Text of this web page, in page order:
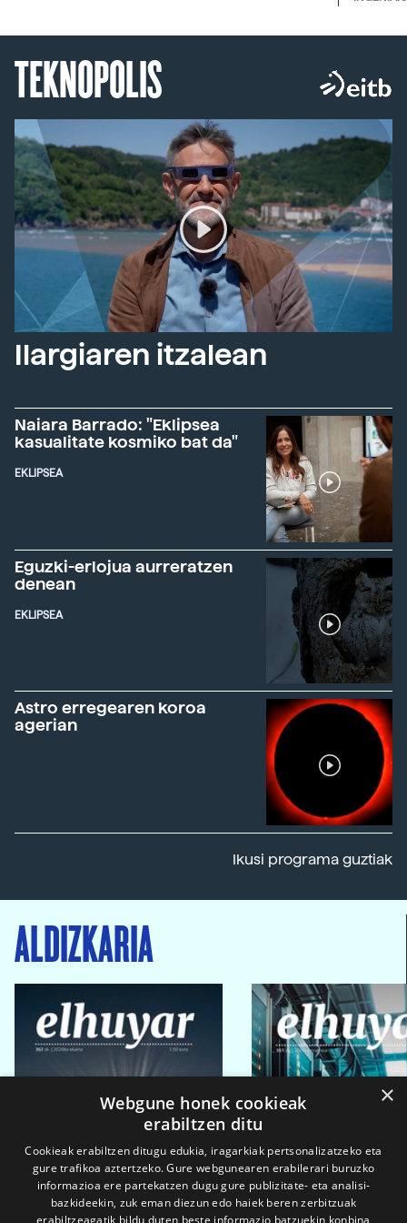
TEKNOPOLIS
Ilargiaren itzalean
Naiara Barrado: "Eklipsea
kasualitate kosmiko bat da"
EKLIPSEA
Eguzki-erlojua aurreratzen
denean
EKLIPSEA
Astro erregearen koroa
agerian
Ikusi programa guztiak
ALDIZKARIA
×
Webgune honek cookieak
erabiltzen ditu
Cookieak erabiltzen ditugu edukia, iragarkiak pertsonalizatzeko eta
gure trafikoa aztertzeko. Gure webgunearen erabilerari buruzko
informazioa ere partekatzen dugu gure publizitate- eta analisi-
bazkideekin, zuk eman diezun edo haiek beren zerbitzuak
erabiltzeagatik bildu duten beste informazio batzuekin konbina